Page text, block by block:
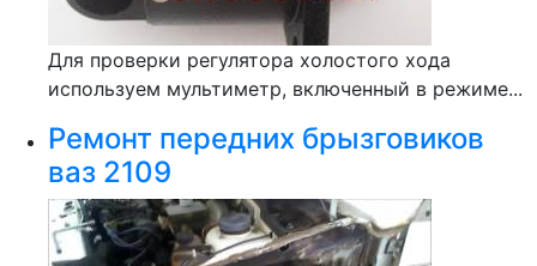
Для проверки регулятора холостого хода
используем мультиметр, включенный в режиме...
Ремонт передних брызговиков
ваз 2109